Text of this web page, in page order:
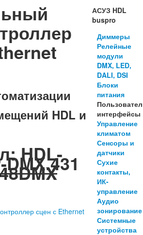
HDL и
HDL-
АСУЗ HDL
buspro
Диммеры
Релейные
модули
DMX, LED,
DALI, DSI
Блоки
питания
интерфейсы
Управление
климатом
Сенсоры и
датчики
Сухие
контакты,
ИК-
управление
Аудио
зонирование
Системные
устройства